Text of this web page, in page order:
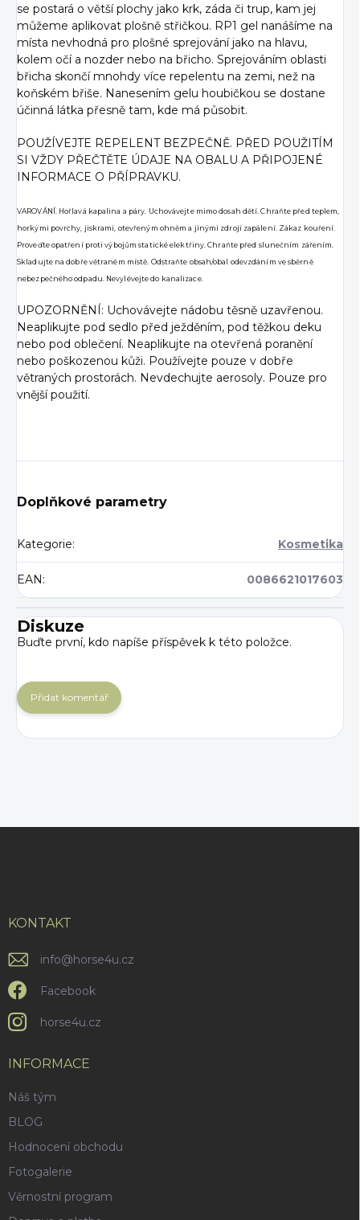
se postará o větší plochy jako krk, záda či trup, kam jej
můžeme aplikovat plošně střičkou. RP1 gel nanášíme na
místa nevhodná pro plošné sprejování jako na hlavu,
kolem očí a nozder nebo na břicho. Sprejováním oblasti
břicha skončí mnohdy více repelentu na zemi, než na
koňském břiše. Nanesením gelu houbičkou se dostane
účinná látka přesně tam, kde má působit.
POUŽÍVEJTE REPELENT BEZPEČNĚ. PŘED POUŽITÍM
SI VŽDY PŘEČTĚTE ÚDAJE NA OBALU A PŘIPOJENÉ
INFORMACE O PŘÍPRAVKU.
VAROVÁNÍ. Hořlavá kapalina a páry. Uchovávejte mimo dosah dětí. Chraňte před teplem,
horkými povrchy, jiskrami, otevřeným ohněm a jinými zdroji zapálení. Zákaz kouření.
Proveďte opatření proti výbojům statické elektřiny. Chraňte před slunečním zářením.
Skladujte na dobře větraném místě. Odstraňte obsah/obal odevzdáním ve sběrně
nebezpečného odpadu. Nevylévejte do kanalizace.
UPOZORNĚNÍ: Uchovávejte nádobu těsně uzavřenou.
Neaplikujte pod sedlo před ježděním, pod těžkou deku
nebo pod oblečení. Neaplikujte na otevřená poranění
nebo poškozenou kůži. Používejte pouze v dobře
větraných prostorách. Nevdechujte aerosoly. Pouze pro
vnější použití.
Doplňkové parametry
Kategorie: Kosmetika
EAN: 0086621017603
Diskuze
Buďte první, kdo napíše příspěvek k této položce.
Přidat komentář
KONTAKT
info@horse4u.cz
Facebook
horse4u.cz
INFORMACE
Náš tým
BLOG
Hodnocení obchodu
Fotogalerie
Věrnostní program